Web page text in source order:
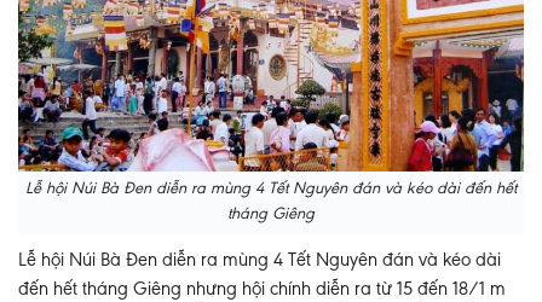
Lễ hội Núi Bà Đen diễn ra mùng 4 Tết Nguyên đán và kéo dài đến hết
tháng Giêng
Lễ hội Núi Bà Đen diễn ra mùng 4 Tết Nguyên đán và kéo dài
đến hết tháng Giêng nhưng hội chính diễn ra từ 15 đến 18/1 m